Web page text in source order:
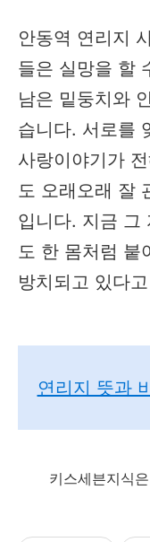
안동역 연리지
들은 실망을 할
남은 밑둥치와
습니다. 서로를
사랑이야기가
도 오래오래 잘
입니다. 지금 그
도 한 몸처럼 붙
방치되고 있다
연리지 뜻과
키스세븐지식